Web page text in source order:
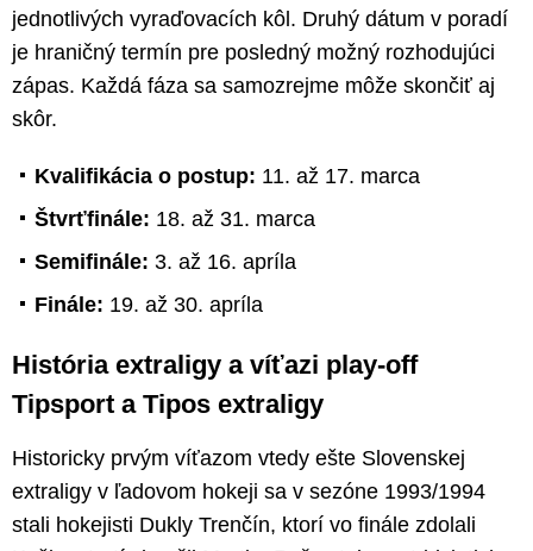
jednotlivých vyraďovacích kôl. Druhý dátum v poradí
je hraničný termín pre posledný možný rozhodujúci
zápas. Každá fáza sa samozrejme môže skončiť aj
skôr.
Kvalifikácia o postup: 11. až 17. marca
Štvrťfinále: 18. až 31. marca
Semifinále: 3. až 16. apríla
Finále: 19. až 30. apríla
História extraligy a víťazi play-off
Tipsport a Tipos extraligy
Historicky prvým víťazom vtedy ešte Slovenskej
extraligy v ľadovom hokeji sa v sezóne 1993/1994
stali hokejisti Dukly Trenčín, ktorí vo finále zdolali